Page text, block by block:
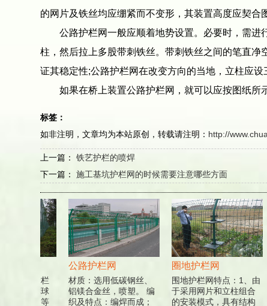
的网片及铁丝均应绷紧而不变形，其装置高度应契合
公路护栏网一般应顺着地势设置。必要时，需进
柱，然后拉上多股带刺铁丝。带刺铁丝之间的笔直
证其稳定性;公路护栏网在改变方向的当地，立柱应设
如果在桥上装置公路护栏网，就可以应按图纸所示
标签：
如非注明，文章均为本站原创，转载请注明： http://
上一篇：铁艺护栏的喷焊
下一篇：施工基坑护栏网的时候需要注意哪些方面
育场护栏
各种排球
足球场等
公路护栏网
材质：选用低碳钢丝、
铝镁合金丝，喷塑。 编
织及特点：编焊而成；
圈地护栏网
围地护栏网特点：1、由
于采用网片和立柱组合
的安装模式，具有结构